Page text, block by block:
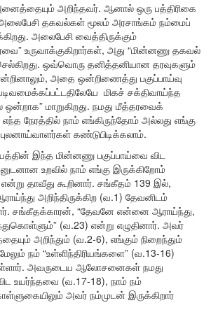
அறிந்தவர். ஆனால் ஒரு பத்திரிகை
அலைபேசி தகவல்கள் மூலம் அரசாங்கம் நம்மைப்
அலைபேசி வைத்திருக்கும்
உருவாக்குகிறார்கள், அது “மின்னணு தகவல்
ஒவ்வொரு தனித்தனியான தரவுகளும்
அதை ஒன்றிணைத்து பகுப்பாய்வு
மிகச் சக்திவாய்ந்த
ஒன்றாக” மாறுகிறது. நமது மீத்தரவைக்
நேரத்தில் நாம் எங்கிருந்தோம் அல்லது எங்கு
கண்டுபிடிக்கலாம்.
இந்த மின்னணு பகுப்பாய்வை விட
உறவில் நாம் எங்கு இருக்கிறோம்
தாவீது கூறினார். சங்கீதம் 139 இல்,
அறிந்திருக்கிற (வ.1) தேவனிடம்
சங்கீதக்காரன், “தேவனே என்னை ஆராய்ந்து,
(வ.23) என்று எழுதினார். அவர்
அறிந்தும் (வ.2-6), எங்கும் நிறைந்தும்
நம் “உள்ளிந்திரியங்களை” (வ.13-16)
அவருடைய ஆலோசனைகள் நமது
உயர்ந்தவை (வ.17-18), நாம் நம்
அவர் நம்முடன் இருக்கிறார்